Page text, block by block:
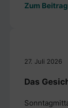
Zum Beitrag
27. Juli 2026
Das